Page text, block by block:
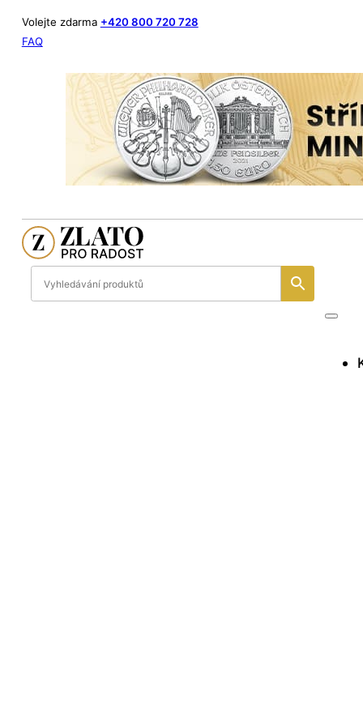
Volejte zdarma +420 800 720 728
FAQ